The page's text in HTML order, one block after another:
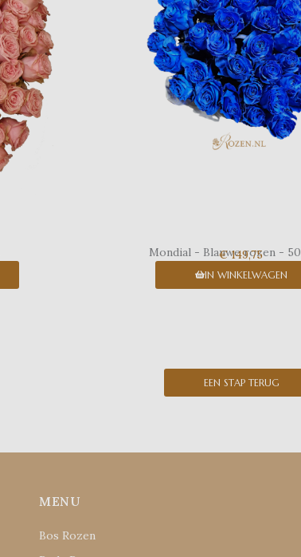
Mondial - Blauwe rozen -
€ 149,75
IN WINKELWAGEN
EEN STAP TERUG
MENU
Bos Rozen